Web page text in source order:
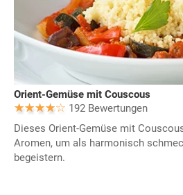
Orient-Gemüse mit Couscous
192 Bewertungen
Dieses Orient-Gemüse mit
Aromen, um als harmonisch
begeistern.